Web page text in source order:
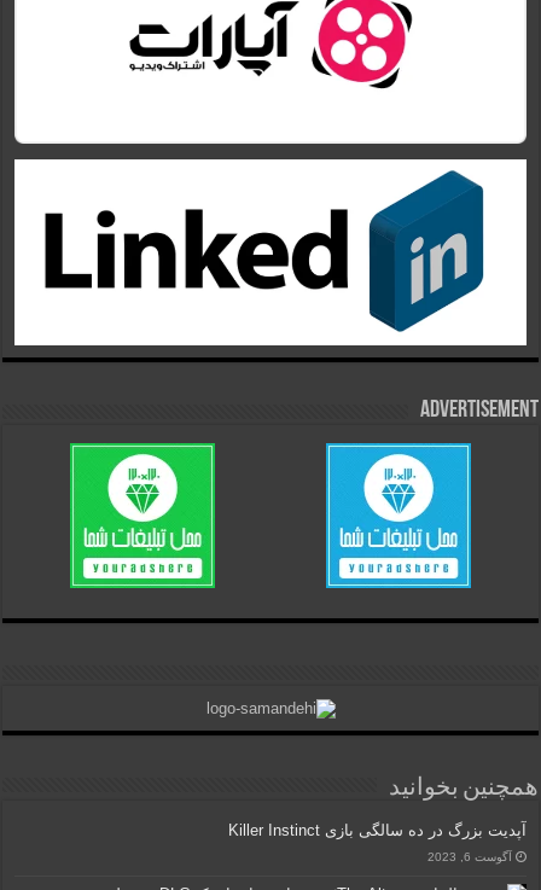
Advertisement
همچنین بخوانید
آپدیت بزرگ در ده سالگی بازی Killer Instinct
آگوست 6, 2023